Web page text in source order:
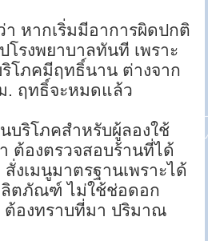
หากเริ่มมีอาการผิดปกติ
โรงพยาบาลทันที เพราะ
โภคมีฤทธิ์นาน ต่างจาก
. ฤทธิ์จะหมดแล้ว
บริโภคสำหรับผู้ลองใช้
ต้องตรวจสอบร้านที่ได้
งเมนูมาตรฐานเพราะได้
ตภัณฑ์ ไม่ใช้ช่อดอก
องทราบที่มา ปริมาณ